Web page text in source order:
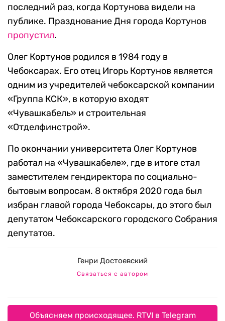
последний раз, когда Кортунова видели на
публике. Празднование Дня города Кортунов
пропустил.
Олег Кортунов родился в 1984 году в
Чебоксарах. Его отец Игорь Кортунов является
одним из учредителей чебоксарской компании
«Группа КСК», в которую входят
«Чувашкабель» и строительная
«Отделфинстрой».
По окончании университета Олег Кортунов
работал на «Чувашкабеле», где в итоге стал
заместителем гендиректора по социально-
бытовым вопросам. 8 октября 2020 года был
избран главой города Чебоксары, до этого был
депутатом Чебоксарского городского Собрания
депутатов.
Генри Достоевский
Связаться с автором
Объясняем происходящее. RTVI в Telegram